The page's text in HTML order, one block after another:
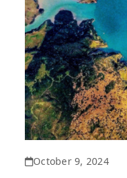
October 9, 2024